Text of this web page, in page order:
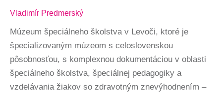
Vladimír Predmerský
Múzeum špeciálneho školstva v Levoči, ktoré je
špecializovaným múzeom s celoslovenskou
pôsobnosťou, s komplexnou dokumentáciou v oblasti
špeciálneho školstva, špeciálnej pedagogiky a
vzdelávania žiakov so zdravotným znevýhodnením –